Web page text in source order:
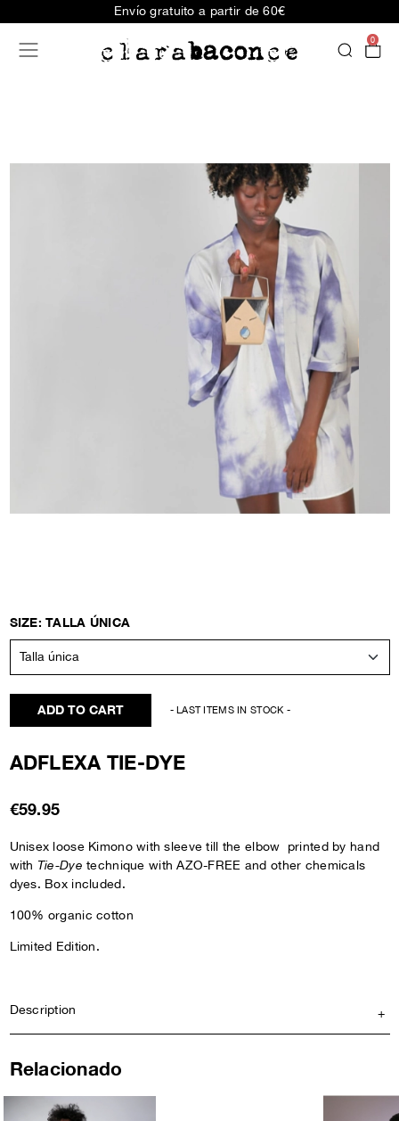
Envío gratuito a partir de 60€
0
ADFLEXA TIE-DYE
€59.95
Unisex loose Kimono with sleeve till the elbow printed by hand
with Tie-Dye technique with AZO-FREE and other chemicals
dyes. Box included.
100% organic cotton
Limited Edition.
SIZE: TALLA ÚNICA
ADD TO CART - LAST ITEMS IN STOCK -
Description
Relacionado